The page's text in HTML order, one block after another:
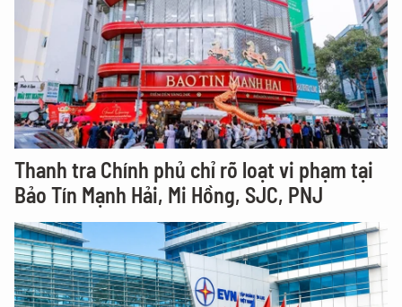
Thanh tra Chính phủ chỉ rõ loạt vi phạm tại
Bảo Tín Mạnh Hải, Mi Hồng, SJC, PNJ